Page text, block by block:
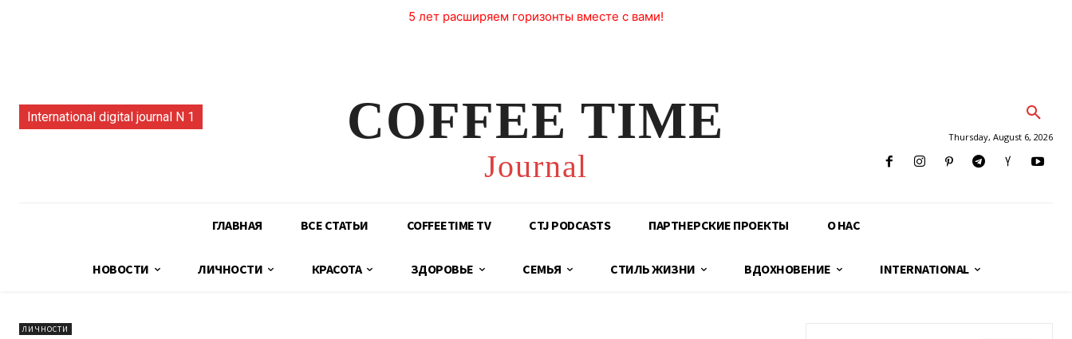
5 лет расширяем горизонты вместе с вами!
International digital journal N 1 COFFEE TIME
Journal
Thursday, August 6, 2026
ГЛАВНАЯ ВСЕ СТАТЬИ COFFEETIME TV CTJ PODCASTS ПАРТНЕРСКИЕ ПРОЕКТЫ О НАС
НОВОСТИ ЛИЧНОСТИ КРАСОТА ЗДОРОВЬЕ СЕМЬЯ СТИЛЬ ЖИЗНИ ВДОХНОВЕНИЕ INTERNATIONAL
ЛИЧНОСТИ